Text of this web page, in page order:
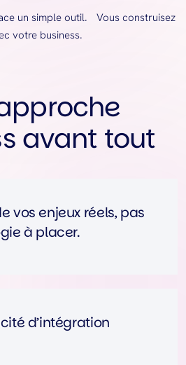
un simple outil. Vous construisez
votre business.
avant tout
vos enjeux réels, pas
à placer.
d’intégration